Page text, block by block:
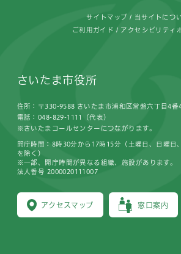
サイトマップ 当サイトにつ
ご利用ガイド アクセシビリティ
さいたま市役所
住所：〒330-9588 さいたま市浦和区常盤六丁目4番
電話：048-829-1111（代表）
※さいたまコールセンターにつながります。
アクセスマップ 窓口案内
開庁時間：8時30分から17時15分（土曜日、日曜日
を除く）
※一部、開庁時間が異なる組織、施設があります。
法人番号 2000020111007